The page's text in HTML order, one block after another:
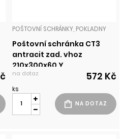
POŠTOVNÍ SCHRÁNKY, POKLADNY
Poštovní schránka CT3
antracit zad. vhoz
210x300x60 Y
na dotaz 572 Kč
ks